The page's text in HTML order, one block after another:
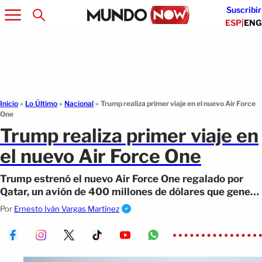
Suscribir
ESP|ENG
Inicio » Lo Último » Nacional » Trump realiza primer viaje en el nuevo Air Force
One
Trump realiza primer viaje en
el nuevo Air Force One
Trump estrenó el nuevo Air Force One regalado por
Qatar, un avión de 400 millones de dólares que genera
dudas éticas y de seguridad.
Por Ernesto Iván Vargas Martínez